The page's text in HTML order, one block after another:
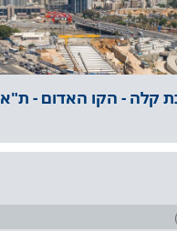
קלה - הקו האדום - ת"א